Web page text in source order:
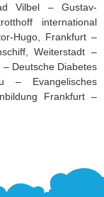
Vilbel – Gustav-
international
Hugo, Frankfurt –
Weiterstadt –
Deutsche Diabetes
– Evangelisches
Frankfurt –